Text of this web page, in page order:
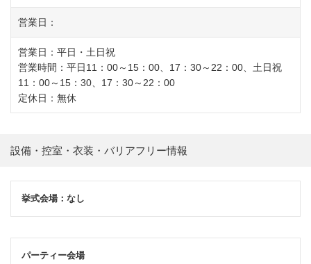
営業日：
営業日：平日・土日祝
営業時間：平日11：00～15：00、17：30～22：00、土日祝
11：00～15：30、17：30～22：00
定休日：無休
設備・控室・衣装・バリアフリー情報
挙式会場：なし
パーティー会場